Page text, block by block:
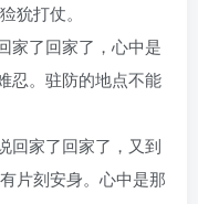
狁打仗。
家了回家了，心中是
忍。驻防的地点不能
回家了回家了，又到
片刻安身。心中是那